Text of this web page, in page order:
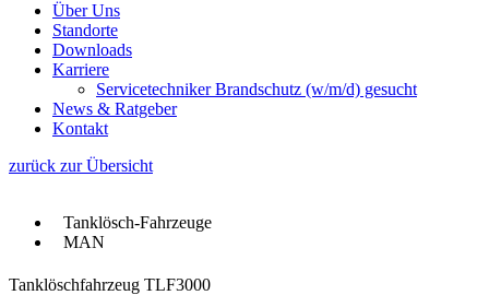
Über Uns
Standorte
Downloads
Karriere
Servicetechniker Brandschutz (w/m/d) gesucht
News & Ratgeber
Kontakt
zurück zur Übersicht
Tanklösch-Fahrzeuge
MAN
Tanklöschfahrzeug TLF3000